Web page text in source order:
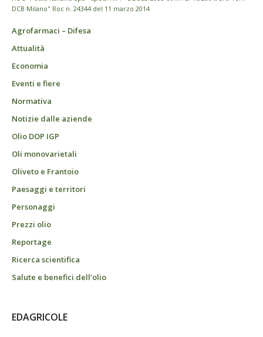
DCB Milano" Roc n. 24344 del 11 marzo 2014
Agrofarmaci – Difesa
Attualità
Economia
Eventi e fiere
Normativa
Notizie dalle aziende
Olio DOP IGP
Oli monovarietali
Oliveto e Frantoio
Paesaggi e territori
Personaggi
Prezzi olio
Reportage
Ricerca scientifica
Salute e benefici dell’olio
EDAGRICOLE